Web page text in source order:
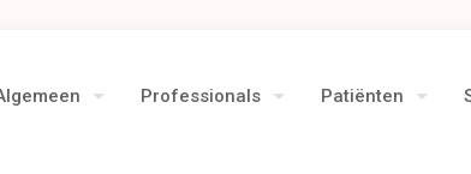
Professionals Patiënten